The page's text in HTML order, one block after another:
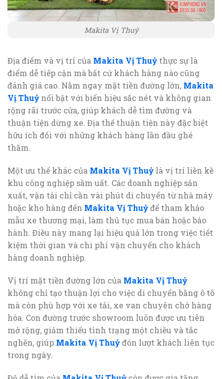
Makita Vị Thuỷ
Địa điểm và vị trí của Makita Vị Thuỷ thực sự là
điểm dễ tiếp cận mà bất cứ khách hàng nào cũng
đánh giá cao. Nằm ngay mặt tiền đường lớn, Makita
Vị Thuỷ nổi bật với biển hiệu sắc nét và không gian
rộng rãi trước cửa, giúp khách dễ tìm đường và
thuận tiện dừng xe. Địa thế thuận tiện này đặc biệt
hữu ích đối với những khách hàng lần đầu ghé
thăm.
Một ưu thế khác của Makita Vị Thuỷ là vị trí liền kề
khu công nghiệp sầm uất. Các doanh nghiệp sản
xuất, vận tải chỉ cần vài phút di chuyển từ nhà máy
hoặc kho hàng đến Makita Vị Thuỷđể tham khảo
mẫu xe thương mại, làm thủ tục mua bán hoặc bảo
hành. Điều này mang lại hiệu quả lớn trong việc tiết
kiệm thời gian và chi phí vận chuyển cho khách
hàng doanh nghiệp.
Vị trí mặt tiền đường lớn của Makita Vị Thuỷ
không chỉ tạo thuận lợi cho việc di chuyển bằng ô tô
mà còn phù hợp với xe tải, xe van chuyên chở hàng
hóa. Con đường trước showroom luôn được ưu tiên
mở rộng, giảm thiểu tình trạng một chiều và tắc
nghẽn, giúp Makita Vị Thuỷđón lượt khách liên tục
trong ngày.